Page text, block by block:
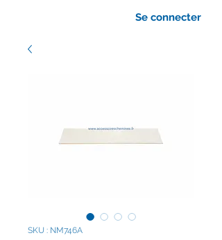
Se connecter
SKU : NM746A